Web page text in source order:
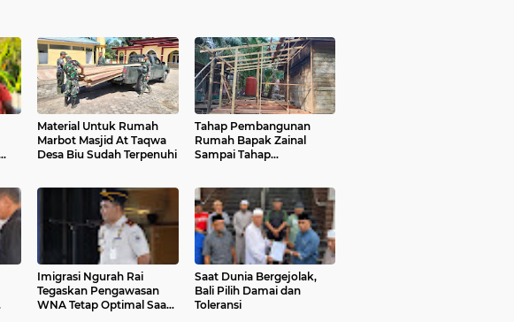
Material Untuk Rumah
Marbot Masjid At Taqwa
Desa Biu Sudah Terpenuhi
Tahap Pembangunan
Rumah Bapak Zainal
Sampai Tahap
Imigrasi Ngurah Rai
Tegaskan Pengawasan
WNA Tetap Optimal Saat
Saat Dunia Bergejolak,
Bali Pilih Damai dan
Toleransi